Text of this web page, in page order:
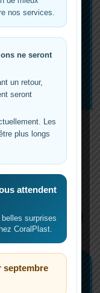
environ 600 L
nos services.
ne seront
un retour,
seront
Les
plus longs
attendent
surprises
CoralPlast.
septembre